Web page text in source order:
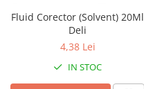
Fluid Corector (Solvent) 20Ml
Deli
4,38 Lei
IN STOC